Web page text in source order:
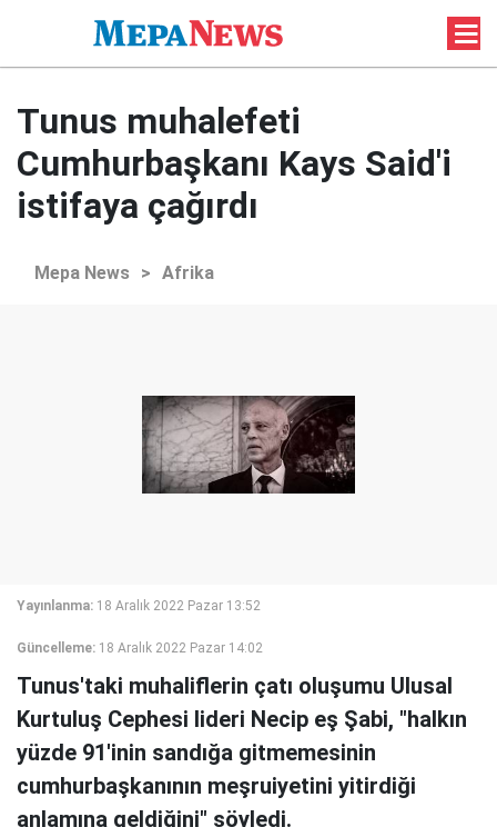
Tunus muhalefeti
Cumhurbaşkanı Kays Said'i
istifaya çağırdı
Mepa News > Afrika
Yayınlanma: 18 Aralık 2022 Pazar 13:52
Güncelleme: 18 Aralık 2022 Pazar 14:02
Tunus'taki muhaliflerin çatı oluşumu Ulusal
Kurtuluş Cephesi lideri Necip eş Şabi, "halkın
yüzde 91'inin sandığa gitmemesinin
cumhurbaşkanının meşruiyetini yitirdiği
anlamına geldiğini" söyledi.